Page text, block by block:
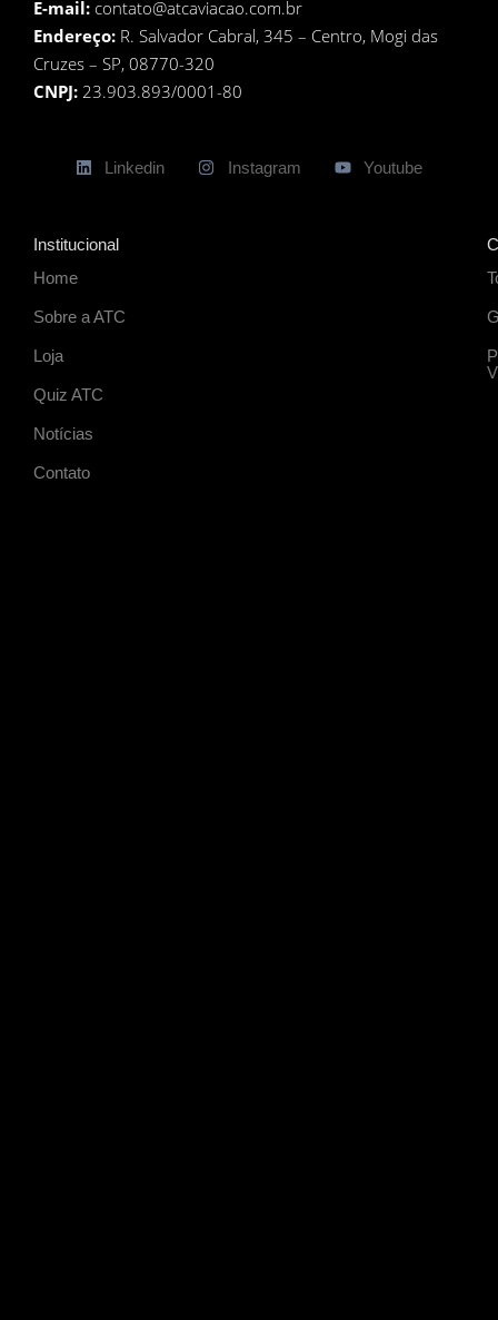
E-mail: contato@atcaviacao.com.br
Endereço: R. Salvador Cabral, 345 – Centro, Mogi das
Cruzes – SP, 08770-320
CNPJ: 23.903.893/0001-80
Linkedin Instagram Youtube
Institucional
Home
Sobre a ATC
Loja
Quiz ATC
Notícias
Contato